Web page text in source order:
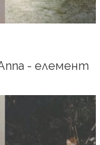
- елемент